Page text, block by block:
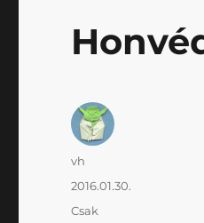
Szerző
vh
Közzétéve
2016.01.30.
Kategória
Csak